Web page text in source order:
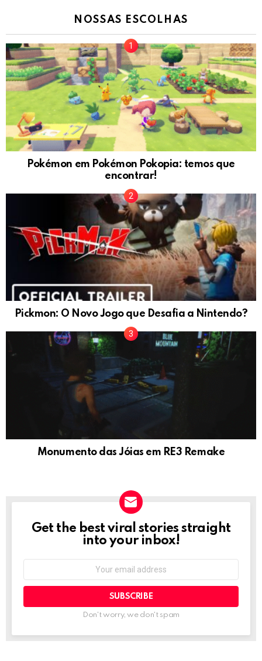
NOSSAS ESCOLHAS
Pokémon em Pokémon Pokopia: temos que
encontrar!
Pickmon: O Novo Jogo que Desafia a Nintendo?
Monumento das Jóias em RE3 Remake
NEWSLETTER
Get the best viral stories straight
into your inbox!
Don't worry, we don't spam